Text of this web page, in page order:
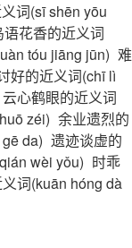
词(sī shēn yōu
语花香的近义词
tóu jiāng jūn) 难
好的近义词(chī lì
云心鹤眼的近义词
zéi) 余业遗烈的
da) 遗迹谈虚的
wèi yǒu) 时乖
词(kuān hóng dà